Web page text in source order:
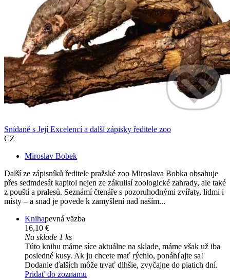
Snídaně s Její Excelencí a další zápisky ředitele zoo
CZ
Miroslav Bobek
Další ze zápisníků ředitele pražské zoo Miroslava Bobka obsahuje
přes sedmdesát kapitol nejen ze zákulisí zoologické zahrady, ale také
z pouští a pralesů. Seznámí čtenáře s pozoruhodnými zvířaty, lidmi i
místy – a snad je povede k zamyšlení nad naším...
Knihapevná väzba
16,10 €
Na sklade 1 ks
Túto knihu máme síce aktuálne na sklade, máme však už iba
posledné kusy. Ak ju chcete mať rýchlo, ponáhľajte sa!
Dodanie ďalších môže trvať dlhšie, zvyčajne do piatich dní.
Pridať do zoznamu